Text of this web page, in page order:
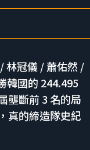
林冠儀 / 蕭佑然 /
韓國的 244.495
壟斷前 3 名的局
真的締造隊史紀